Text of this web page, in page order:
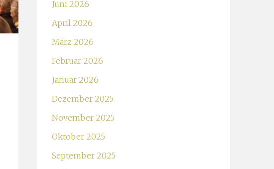
Juni 2026
April 2026
März 2026
Februar 2026
Januar 2026
Dezember 2025
November 2025
Oktober 2025
September 2025